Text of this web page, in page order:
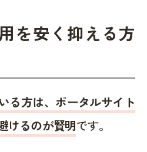
を安く抑える方
る方は、ポータルサイト
けるのが賢明です。